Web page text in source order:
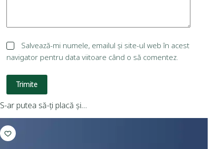
Salvează-mi numele, emailul și site-ul web în acest
navigator pentru data viitoare când o să comentez.
Trimite
S-ar putea să-ți placă și…